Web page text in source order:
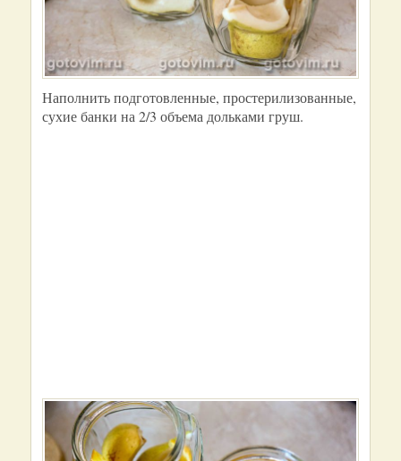
Наполнить подготовленные, простерилизованные,
сухие банки на 2/3 объема дольками груш.